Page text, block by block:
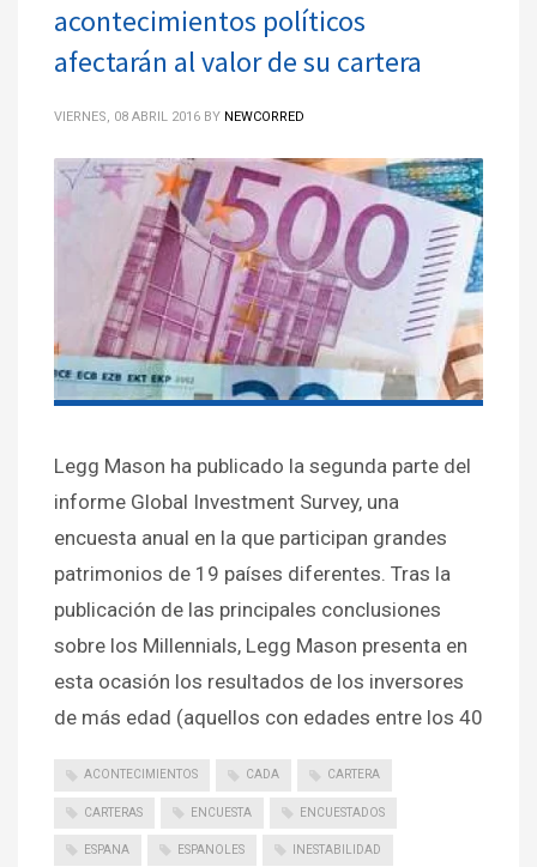
acontecimientos políticos
afectarán al valor de su cartera
VIERNES, 08 ABRIL 2016 BY NEWCORRED
Legg Mason ha publicado la segunda parte del
informe Global Investment Survey, una
encuesta anual en la que participan grandes
patrimonios de 19 países diferentes. Tras la
publicación de las principales conclusiones
sobre los Millennials, Legg Mason presenta en
esta ocasión los resultados de los inversores
de más edad (aquellos con edades entre los 40
ACONTECIMIENTOS CADA CARTERA
CARTERAS ENCUESTA ENCUESTADOS
ESPANA ESPANOLES INESTABILIDAD